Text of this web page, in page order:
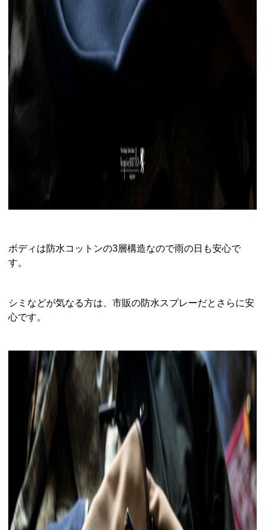
ボディは防水コットンの3層構造なので雨の日も安心で
す。
シミなどが気なる方は、市販の防水スプレーだとさらに安
心です。